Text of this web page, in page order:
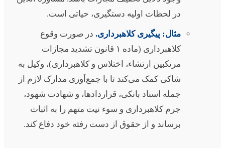
در لحظات اولیه دستگیری، حیاتی است.
مثال: پیگیری کلاهبرداری.در صورت وقوع
کلاهبرداری (ماده ۱ قانون تشدید مجازات
مرتکبین ارتشاء، اختلاس و کلاهبرداری)، وکیل به
شاکی کمک می‌کند تا با جمع‌آوری مدارک لازم از
جمله اسناد بانکی، قراردادها، و شهادت شهود،
جرم کلاهبرداری و سوء نیت متهم را به اثبات
برساند و از حقوق از دست رفته خود دفاع کند.